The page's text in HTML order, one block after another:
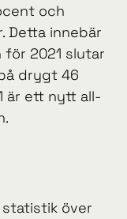
och
Detta innebär
2021 slutar
drygt 46
är ett nytt all-
statistik över